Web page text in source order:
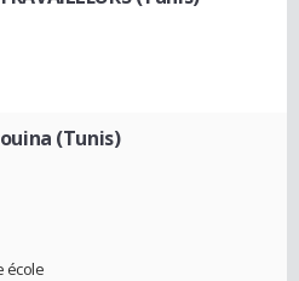
(Tunis)
école